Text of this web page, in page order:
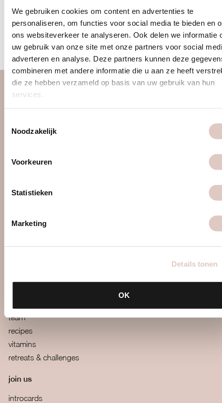
We gebruiken cookies om content en advertenties te
personaliseren, om functies voor social media te bieden en
ons websiteverkeer te analyseren. Ook delen we informatie
uw gebruik van onze site met onze partners voor social
adverteren en analyse. Deze partners kunnen deze
combineren met andere informatie die u aan ze heeft
die ze hebben verzameld op basis van uw gebruik van hun
services.
Noodzakelijk
Voorkeuren
Statistieken
Marketing
Details tonen
OK
1 … 54 55 >
about us
discover us
contact
mail us
boutiques
more
team
recipes
vitamins
retreats & challenges
join us
introcards